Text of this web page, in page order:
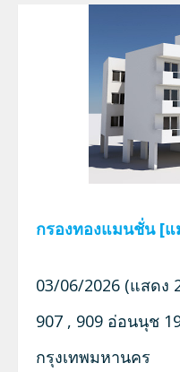
กรองทองแมนชั่น [
03/06/2026 (แสดง
907 , 909 อ่อนนุช
กรุงเทพมหานคร